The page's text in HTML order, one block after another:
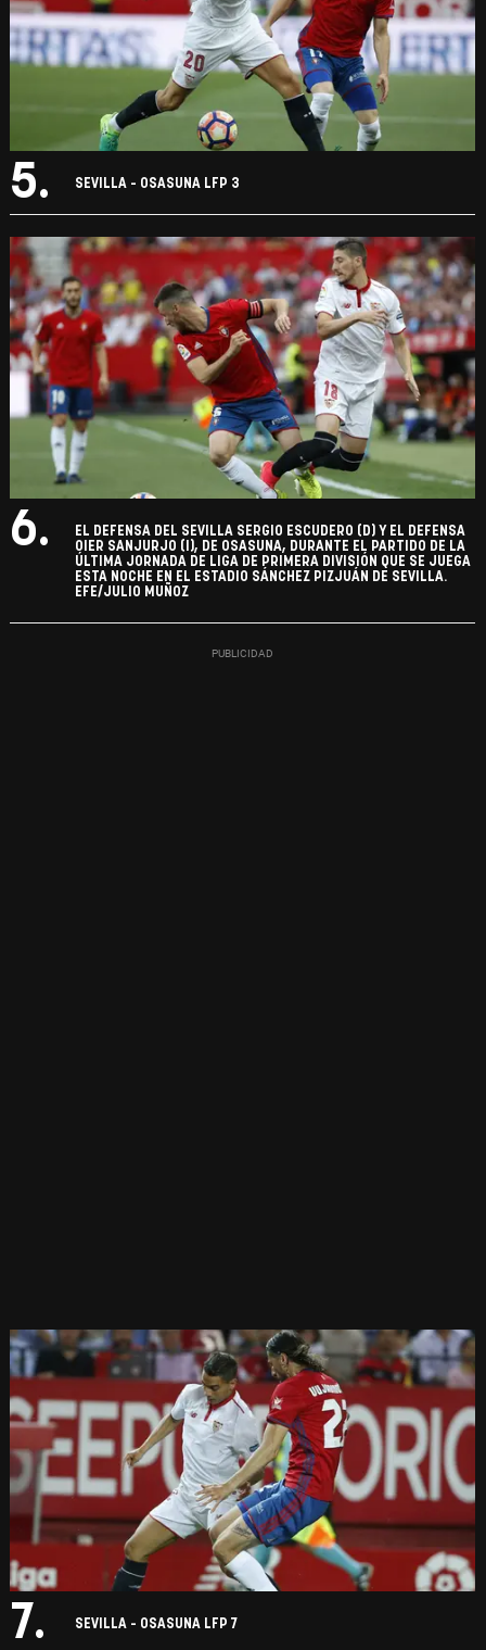
5. SEVILLA - OSASUNA LFP 3
6.
EL DEFENSA DEL SEVILLA SERGIO ESCUDERO (D) Y EL DEFENSA
OIER SANJURJO (I), DE OSASUNA, DURANTE EL PARTIDO DE LA
ÚLTIMA JORNADA DE LIGA DE PRIMERA DIVISIÓN QUE SE JUEGA
ESTA NOCHE EN EL ESTADIO SÁNCHEZ PIZJUÁN DE SEVILLA.
EFE/JULIO MUÑOZ
7. SEVILLA - OSASUNA LFP 7